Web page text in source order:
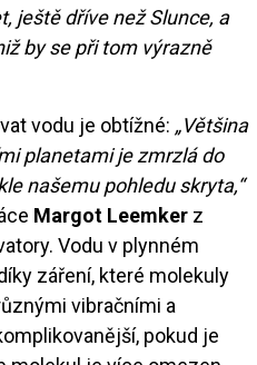
ještě dříve než Slunce, a
by se při tom výrazně
vodu je obtížné: „Většina
planetami je zmrzlá do
našemu pohledu skryta,“
Margot Leemker z
Vodu v plynném
záření, které molekuly
vibračními a
pokud je